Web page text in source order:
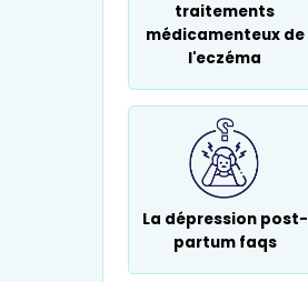
traitements
médicamenteux de
l'eczéma
La dépression post-
partum faqs